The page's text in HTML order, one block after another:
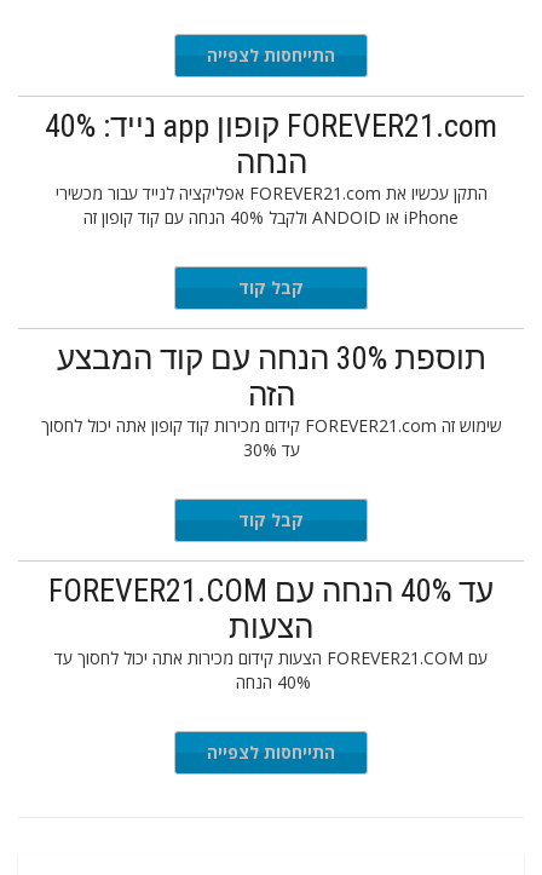
התייחסות לצפייה
FOREVER21.com קופון app נייד: 40%
הנחה
התקן עכשיו את FOREVER21.com אפליקציה לנייד עבור מכשירי
iPhone או ANDOID ולקבל 40% הנחה עם קוד קופון זה
קבל קוד
תוספת 30% הנחה עם קוד המבצע
הזה
שימוש זה FOREVER21.com קידום מכירות קוד קופון אתה יכול לחסוך
עד 30%
EXTRA30קבל קוד
עד 40% הנחה עם FOREVER21.COM
הצעות
עם FOREVER21.COM הצעות קידום מכירות אתה יכול לחסוך עד
40% הנחה
התייחסות לצפייה